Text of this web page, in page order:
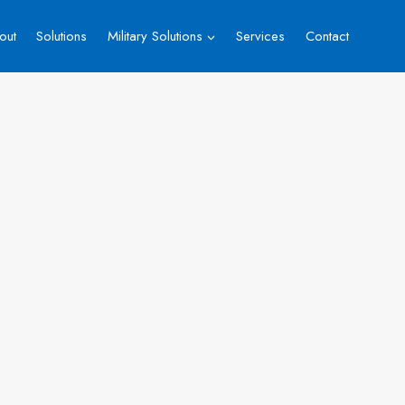
Solutions Military Solutions Services Contact